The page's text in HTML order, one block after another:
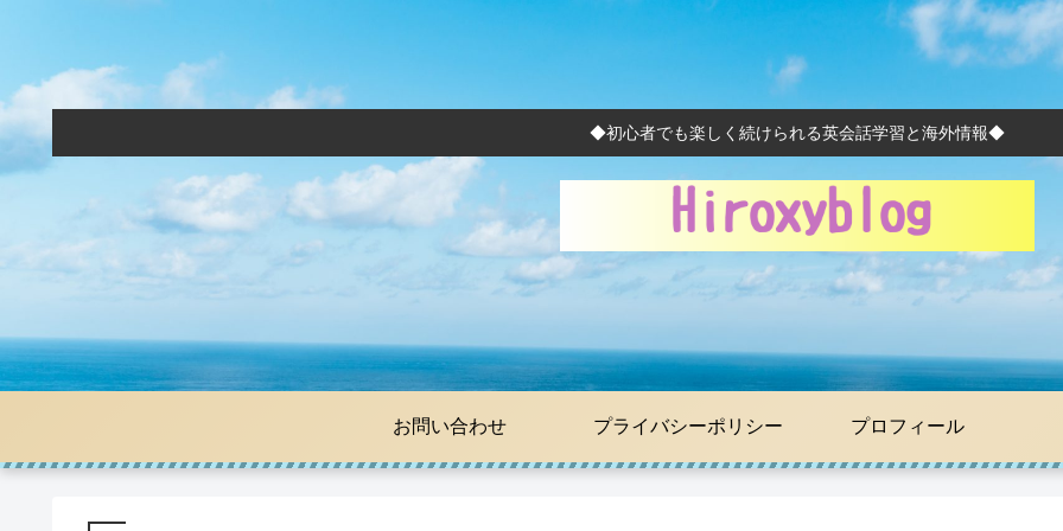
◆初心者でも楽しく続けられる英会話学習と海外情報◆
お問い合わせ プライバシーポリシー プロフィール